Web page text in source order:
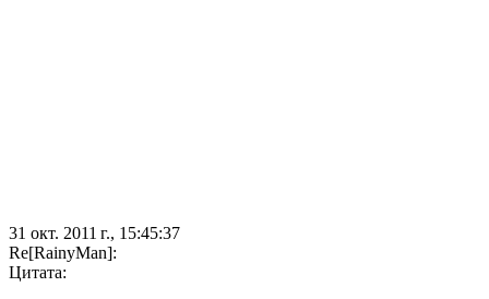
31 окт. 2011 г., 15:45:37
Re[RainyMan]:
Цитата: